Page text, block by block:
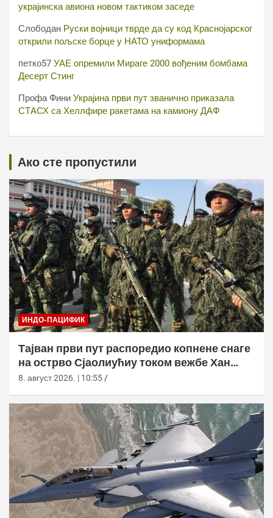
украјинска авиона новом тактиком заседе
Слободан Руски војници тврде да су код Краснојарског
открили пољске борце у НАТО униформама
петко57 УАЕ опремили Мираге 2000 вођеним бомбама
Десерт Стинг
Профа Фини Украјина први пут званично приказала
СТАСХ са Хеллфире ракетама на камиону ДАФ
Ако сте пропустили
ИНДО-ПАЦИФИК
Тајван први пут распоредио копнене снаге
на острво Сјаолиућиу током вежбе Хан
Куанг 42
8. август 2026. | 10:55